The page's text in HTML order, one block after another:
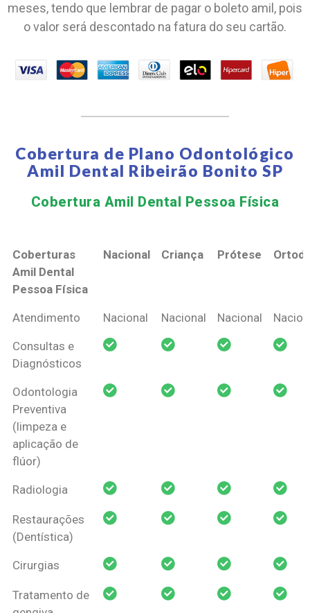
meses, tendo que lembrar de pagar o boleto amil, pois
o valor será descontado na fatura do seu cartão.
Cobertura de Plano Odontológico
Amil Dental Ribeirão Bonito SP
Cobertura Amil Dental Pessoa Física​
Coberturas
Amil Dental
Pessoa Física
Nacional Criança Prótese
Coberturas
Pessoa Física
Nacional Criança Prótese
Atendimento Nacional Nacional Nacional
Consultas e
Diagnósticos
Odontologia
Preventiva
(limpeza e
aplicação de
flúor)
Radiologia
Restaurações
(Dentística)
Cirurgias
Tratamento de